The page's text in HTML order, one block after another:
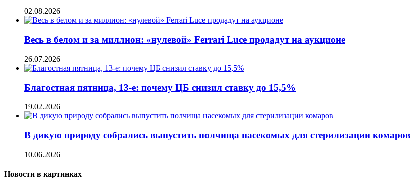
02.08.2026
Весь в белом и за миллион: «нулевой» Ferrari Luce продадут на аукционе
26.07.2026
Благостная пятница, 13-е: почему ЦБ снизил ставку до 15,5%
19.02.2026
В дикую природу собрались выпустить полчища насекомых для стерилизации комаров
10.06.2026
Новости в картинках